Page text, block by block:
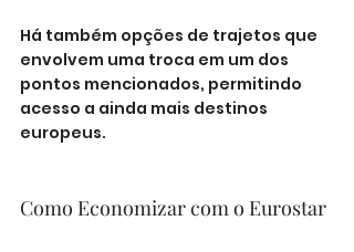
Há também opções de trajetos que
envolvem uma troca em um dos
pontos mencionados, permitindo
acesso a ainda mais destinos
europeus.
Como Economizar com o Eurostar